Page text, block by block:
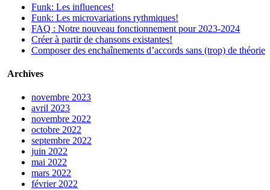
Funk: Les influences!
Funk: Les microvariations rythmiques!
FAQ : Notre nouveau fonctionnement pour 2023-2024
Créer à partir de chansons existantes!
Composer des enchaînements d’accords sans (trop) de théorie
Archives
novembre 2023
avril 2023
novembre 2022
octobre 2022
septembre 2022
juin 2022
mai 2022
mars 2022
février 2022